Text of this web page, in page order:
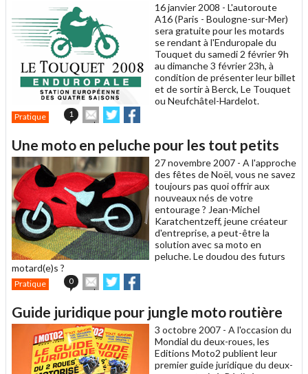
16 janvier 2008 - L'autoroute
A16 (Paris - Boulogne-sur-Mer)
sera gratuite pour les motards
se rendant à l'Enduropale du
Touquet du samedi 2 février 9h
au dimanche 3 février 23h, à
condition de présenter leur billet
et de sortir à Berck, Le Touquet
ou Neufchâtel-Hardelot.
Pratique 1
Envoyer
cet
à
un
ami
Partager
sur sur
Une moto en peluche pour les tout petits
27 novembre 2007 - A l'approche
des fêtes de Noël, vous ne savez
toujours pas quoi offrir aux
nouveaux nés de votre
entourage ? Jean-Michel
Karatchentzeff, jeune créateur
d'entreprise, a peut-être la
solution avec sa moto en
peluche. Le doudou des futurs
motard(e)s ?
Pratique 0
Envoyer
cet
un
ami
Partager
sur sur
Guide juridique pour jungle moto routière
3 octobre 2007 - A l'occasion du
Mondial du deux-roues, les
Editions Moto2 publient leur
premier guide juridique du deux-